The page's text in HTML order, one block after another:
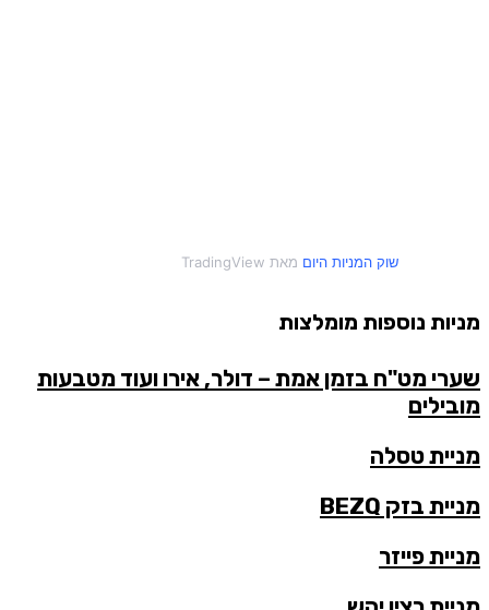
שוק המניות היום מאת TradingView
מניות נוספות מומלצות
שערי מט"ח בזמן אמת – דולר, אירו ועוד מטבעות
מובילים
מניית טסלה
מניית בזק BEZQ
מניית פייזר